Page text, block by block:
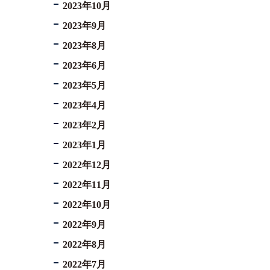
2023年10月
2023年9月
2023年8月
2023年6月
2023年5月
2023年4月
2023年2月
2023年1月
2022年12月
2022年11月
2022年10月
2022年9月
2022年8月
2022年7月